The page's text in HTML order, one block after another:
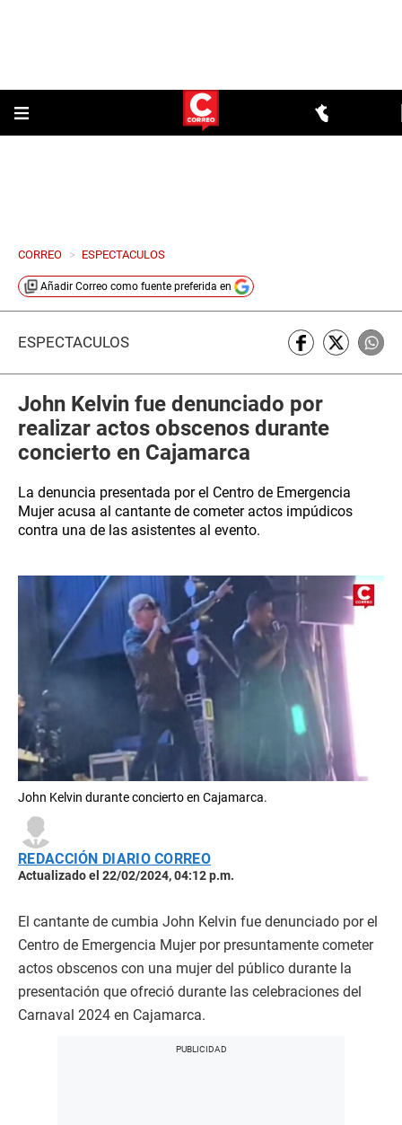
CORREO > ESPECTACULOS
Añadir Correo como fuente preferida en
ESPECTÁCULOS
John Kelvin fue denunciado por
realizar actos obscenos durante
concierto en Cajamarca
La denuncia presentada por el Centro de Emergencia
Mujer acusa al cantante de cometer actos impúdicos
contra una de las asistentes al evento.
John Kelvin durante concierto en Cajamarca.
REDACCIÓN DIARIO CORREO
Actualizado el 22/02/2024, 04:12 p.m.
El cantante de cumbia John Kelvin fue denunciado por el
Centro de Emergencia Mujer por presuntamente cometer
actos obscenos con una mujer del público durante la
presentación que ofreció durante las celebraciones del
Carnaval 2024 en Cajamarca.